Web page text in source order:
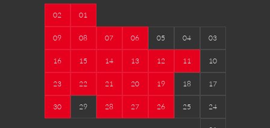
01
02
03
04
05
06
07
08
09
10
11
12
13
14
15
16
17
18
19
20
21
22
23
24
25
26
27
28
29
30